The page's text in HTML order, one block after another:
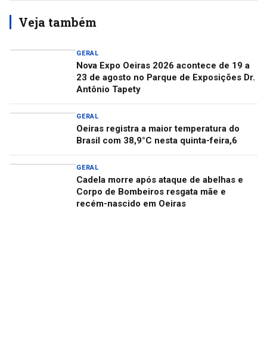
Veja também
GERAL
Nova Expo Oeiras 2026 acontece de 19 a
23 de agosto no Parque de Exposições Dr.
Antônio Tapety
GERAL
Oeiras registra a maior temperatura do
Brasil com 38,9°C nesta quinta-feira,6
GERAL
Cadela morre após ataque de abelhas e
Corpo de Bombeiros resgata mãe e
recém-nascido em Oeiras